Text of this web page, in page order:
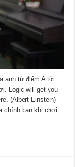
anh từ điểm A tới
Logic will get you
(Albert Einstein)
chính bạn khi chơi